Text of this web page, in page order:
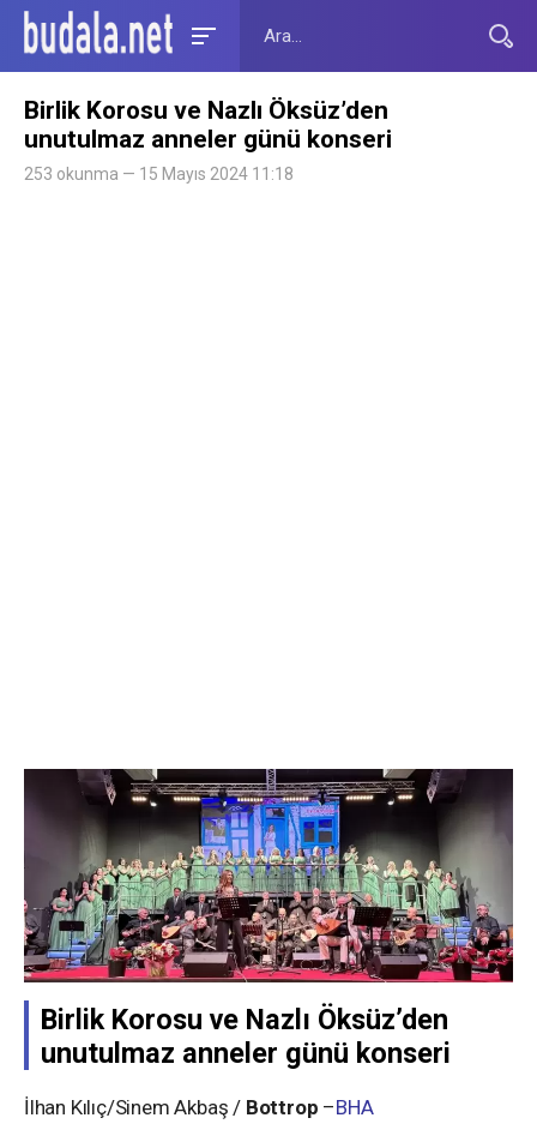
Birlik Korosu ve Nazlı Öksüz’den
unutulmaz anneler günü konseri
253 okunma — 15 Mayıs 2024 11:18
Birlik Korosu ve Nazlı Öksüz’den
unutulmaz anneler günü konseri
İlhan Kılıç/Sinem Akbaş / Bottrop –BHA